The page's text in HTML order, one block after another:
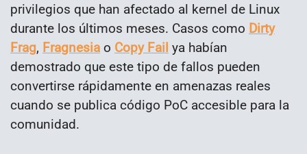
privilegios que han afectado al kernel de Linux
durante los últimos meses. Casos como Dirty
Frag, Fragnesia o Copy Fail ya habían
demostrado que este tipo de fallos pueden
convertirse rápidamente en amenazas reales
cuando se publica código PoC accesible para la
comunidad.